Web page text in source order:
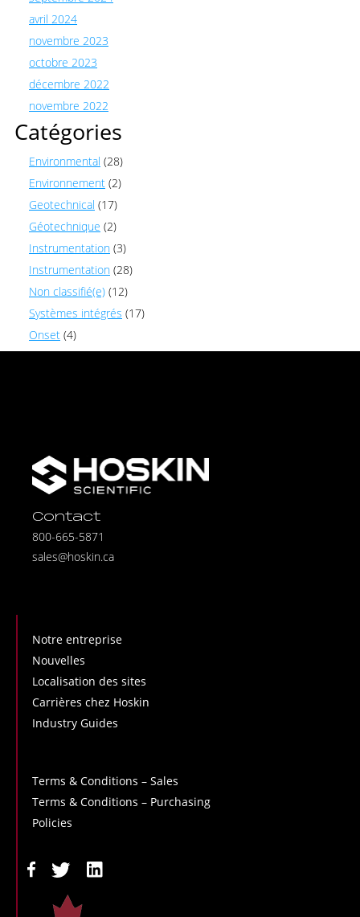
avril 2024
novembre 2023
octobre 2023
décembre 2022
novembre 2022
Catégories
Environmental (28)
Environnement (2)
Geotechnical (17)
Géotechnique (2)
Instrumentation (3)
Instrumentation (28)
Non classifié(e) (12)
Systèmes intégrés (17)
Onset (4)
Contact
800-665-5871
sales@hoskin.ca
Notre entreprise
Nouvelles
Localisation des sites
Carrières chez Hoskin
Industry Guides
Terms & Conditions – Sales
Terms & Conditions – Purchasing
Policies